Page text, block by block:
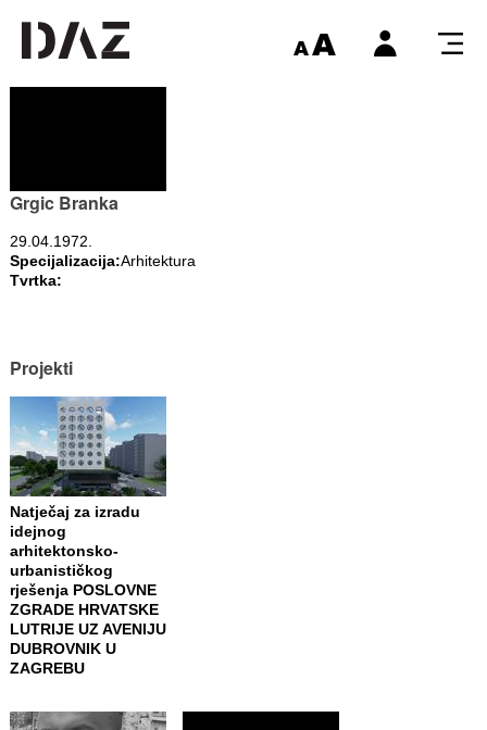
Grgic Branka
29.04.1972.
Specijalizacija:Arhitektura
Tvrtka:
Projekti
Natječaj za izradu
idejnog
arhitektonsko-
urbanističkog
rješenja POSLOVNE
ZGRADE HRVATSKE
LUTRIJE UZ AVENIJU
DUBROVNIK U
ZAGREBU